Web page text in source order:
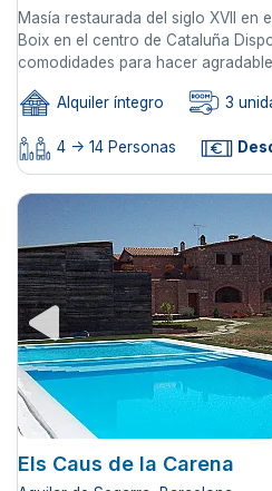
Masía restaurada del siglo XVII en
Boix en el centro de Cataluña
comodidades para hacer
Alquiler íntegro 3
4 -> 14 Personas
Els Caus de la Carena